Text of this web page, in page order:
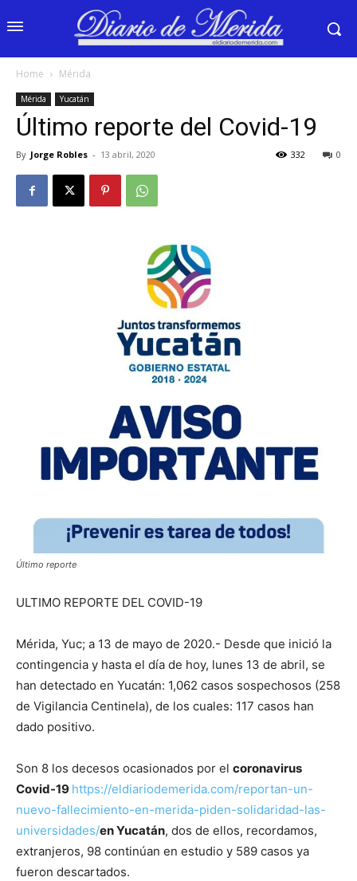
Home Mérida
Mérida Yucatán
Último reporte del Covid-19
By Jorge Robles - 13 abril, 2020 0
332
Último reporte
ULTIMO REPORTE DEL COVID-19
Mérida, Yuc; a 13 de mayo de 2020.- Desde que inició la
contingencia y hasta el día de hoy, lunes 13 de abril, se
han detectado en Yucatán: 1,062 casos sospechosos (258
de Vigilancia Centinela), de los cuales: 117 casos han
dado positivo.
Son 8 los decesos ocasionados por el coronavirus
Covid-19 https://eldiariodemerida.com/reportan-un-
nuevo-fallecimiento-en-merida-piden-solidaridad-las-
universidades/en Yucatán, dos de ellos, recordamos,
extranjeros, 98 continúan en estudio y 589 casos ya
fueron descartados.